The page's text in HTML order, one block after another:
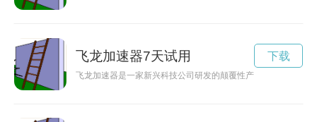
飞龙加速器7天试用
飞龙加速器是一家新兴科技公司研发的颠覆性产品，旨在加快
下载